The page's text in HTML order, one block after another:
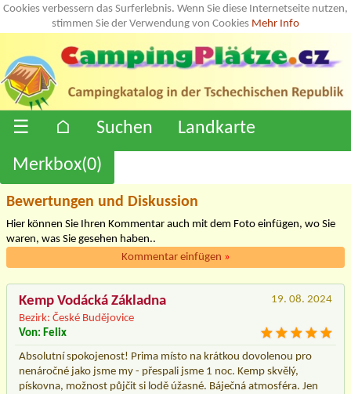
Cookies verbessern das Surferlebnis. Wenn Sie diese Internetseite nutzen,
stimmen Sie der Verwendung von Cookies Mehr Info
☰ ⌂ Suchen
Landkarte
Merkbox(0)
Bewertungen und Diskussion
Hier können Sie Ihren Kommentar auch mit dem Foto einfügen, wo Sie
waren, was Sie gesehen haben..
Kommentar einfügen »
Kemp Vodácká Základna
Bezirk: České Budějovice
19. 08. 2024
Von: Felix
Absolutní spokojenost! Prima místo na krátkou dovolenou pro
nenáročné jako jsme my - přespali jsme 1 noc. Kemp skvělý,
pískovna, možnost půjčit si lodě úžasné. Báječná atmosféra. Jen